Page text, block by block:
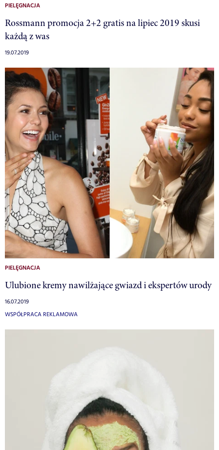
PIELĘGNACJA
Rossmann promocja 2+2 gratis na lipiec 2019 skusi
każdą z was
19.07.2019
PIELĘGNACJA
Ulubione kremy nawilżające gwiazd i ekspertów urody
16.07.2019
WSPÓŁPRACA REKLAMOWA